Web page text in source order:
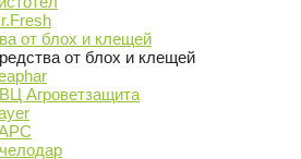
от блох и клещей
от блох и клещей
Агроветзащита